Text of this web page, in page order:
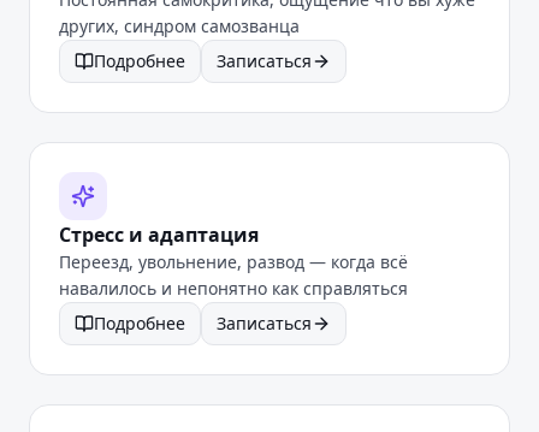
других, синдром самозванца
Подробнее
Записаться
Стресс и адаптация
Переезд, увольнение, развод — когда всё
навалилось и непонятно как справляться
Подробнее
Записаться